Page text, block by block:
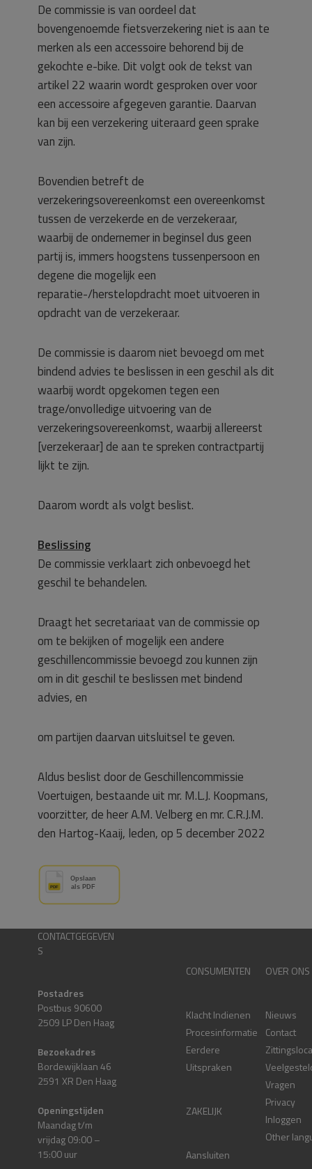
De commissie is van oordeel dat
bovengenoemde fietsverzekering niet is aan te
merken als een accessoire behorend bij de
gekochte e-bike. Dit volgt ook de tekst van
artikel 22 waarin wordt gesproken over voor
een accessoire afgegeven garantie. Daarvan
kan bij een verzekering uiteraard geen sprake
van zijn.
Bovendien betreft de
verzekeringsovereenkomst een overeenkomst
tussen de verzekerde en de verzekeraar,
waarbij de ondernemer in beginsel dus geen
partij is, immers hoogstens tussenpersoon en
degene die mogelijk een
reparatie-/herstelopdracht moet uitvoeren in
opdracht van de verzekeraar.
De commissie is daarom niet bevoegd om met
bindend advies te beslissen in een geschil als dit
waarbij wordt opgekomen tegen een
trage/onvolledige uitvoering van de
verzekeringsovereenkomst, waarbij allereerst
[verzekeraar] de aan te spreken contractpartij
lijkt te zijn.
Daarom wordt als volgt beslist.
Beslissing
De commissie verklaart zich onbevoegd het
geschil te behandelen.
Draagt het secretariaat van de commissie op
om te bekijken of mogelijk een andere
geschillencommissie bevoegd zou kunnen zijn
om in dit geschil te beslissen met bindend
advies, en
om partijen daarvan uitsluitsel te geven.
Aldus beslist door de Geschillencommissie
Voertuigen, bestaande uit mr. M.L.J. Koopmans,
voorzitter, de heer A.M. Velberg en mr. C.R.J.M.
den Hartog-Kaaij, leden, op 5 december 2022
CONTACTGEGEVEN
S
Postadres
Postbus 90600
2509 LP Den Haag
Bezoekadres
Bordewijklaan 46
2591 XR Den Haag
Openingstijden
Maandag t/m
vrijdag 09:00 –
15:00 uur
CONSUMENTEN
Klacht Indienen
Procesinformatie
Eerdere
Uitspraken
ZAKELIJK
Aansluiten
OVER ONS
Nieuws
Contact
Vragen
Privacy
Inloggen
Other